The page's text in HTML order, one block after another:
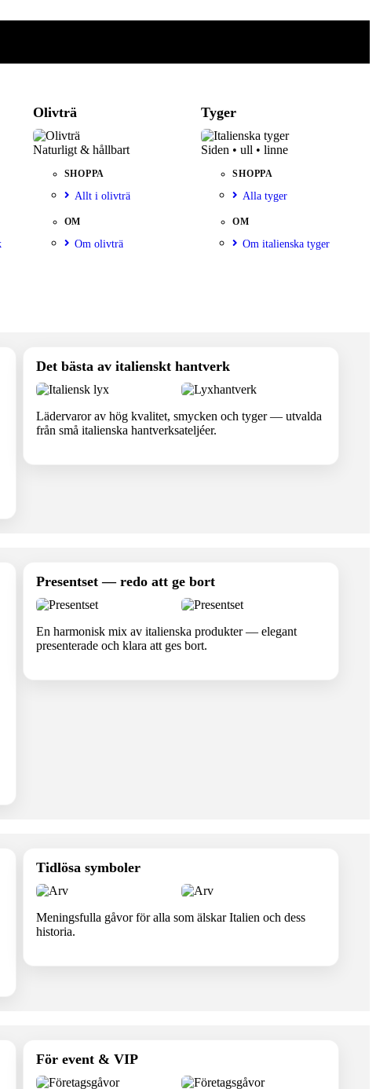
Olivträ
Naturligt & hållbart
SHOPPA
Allt i olivträ
OM
Om olivträ
Tyger
Siden • ull • linne
SHOPPA
Alla tyger
OM
Om italienska tyger
Det bästa av italienskt hantverk
Lädervaror av hög kvalitet, smycken och tyger — utvalda
från små italienska hantverksateljéer.
Presentset — redo att ge bort
En harmonisk mix av italienska produkter — elegant
presenterade och klara att ges bort.
Tidlösa symboler
Meningsfulla gåvor för alla som älskar Italien och dess
historia.
För event & VIP